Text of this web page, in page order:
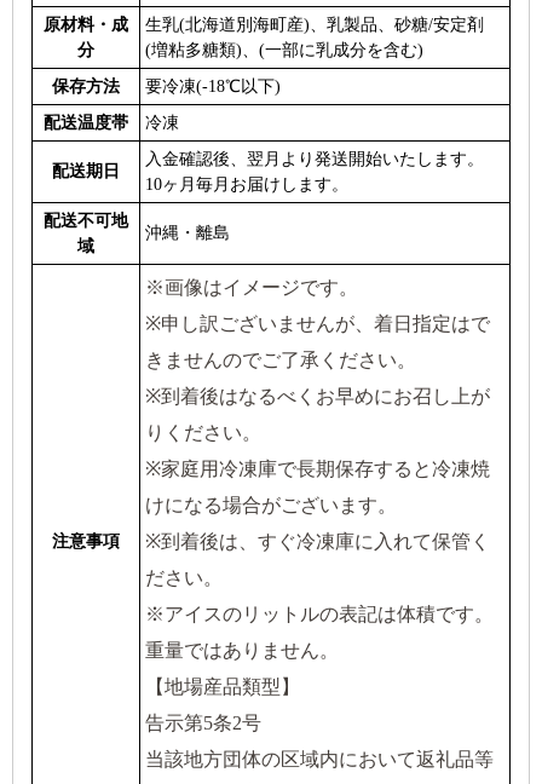
原材料・成
分
生乳(北海道別海町産)、乳製品、砂糖/安定剤
(増粘多糖類)、(一部に乳成分を含む)
保存方法
要冷凍(-18℃以下)
配送温度帯
冷凍
配送期日
入金確認後、翌月より発送開始いたします。
10ヶ月毎月お届けします。
配送不可地
域
沖縄・離島
注意事項
※画像はイメージです。
※申し訳ございませんが、着日指定はで
きませんのでご了承ください。
※到着後はなるべくお早めにお召し上が
りください。
※家庭用冷凍庫で長期保存すると冷凍焼
けになる場合がございます。
※到着後は、すぐ冷凍庫に入れて保管く
ださい。
※アイスのリットルの表記は体積です。
重量ではありません。
【地場産品類型】
告示第5条2号
当該地方団体の区域内において返礼品等